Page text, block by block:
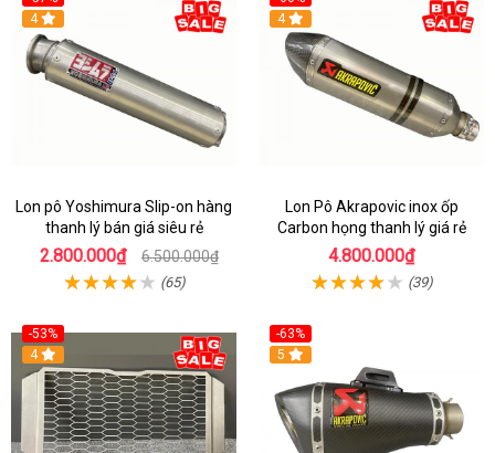
4
Lon pô Yoshimura Slip-on hàng
thanh lý bán giá siêu rẻ
2.800.000₫ 6.500.000₫
(65)
4
Lon Pô Akrapovic inox ốp
Carbon họng thanh lý giá rẻ
4.800.000₫
(39)
-53%
4
-63%
5